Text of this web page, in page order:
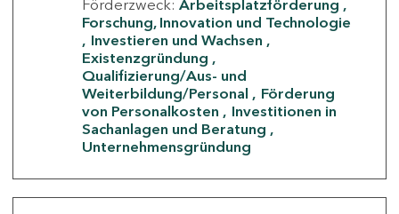
Förderzweck: Arbeitsplatzförderung
Forschung, Innovation und Technologie
Investieren und Wachsen
Existenzgründung
Qualifizierung/Aus- und
Weiterbildung/Personal
Förderung
von Personalkosten
Investitionen in
Sachanlagen und Beratung
Unternehmensgründung